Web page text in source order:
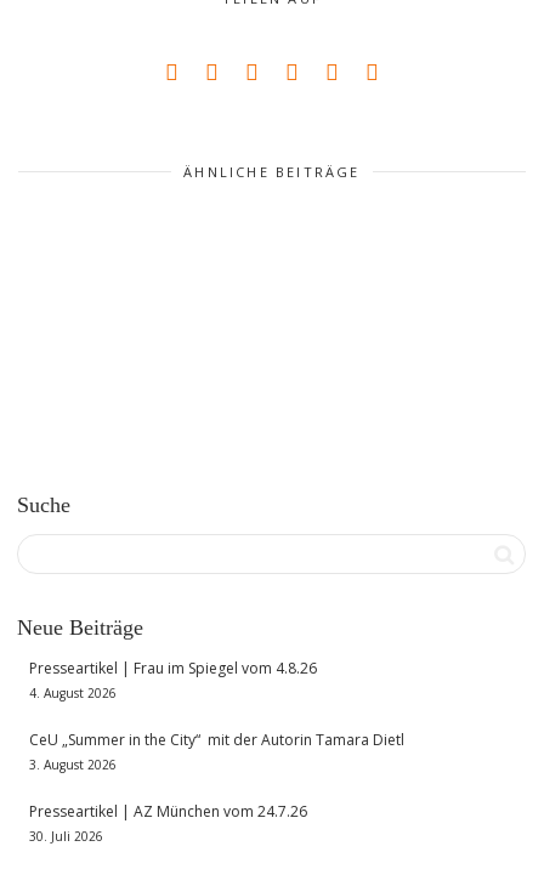
ÄHNLICHE BEITRÄGE
Suche
Neue Beiträge
Presseartikel | Frau im Spiegel vom 4.8.26
4. August 2026
CeU „Summer in the City“ mit der Autorin Tamara Dietl
3. August 2026
Presseartikel | AZ München vom 24.7.26
30. Juli 2026